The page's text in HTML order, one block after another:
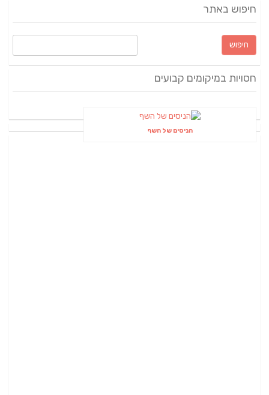
חיפוש באתר
חיפוש:
חסויות במיקומים קבועים
הניסים של השף